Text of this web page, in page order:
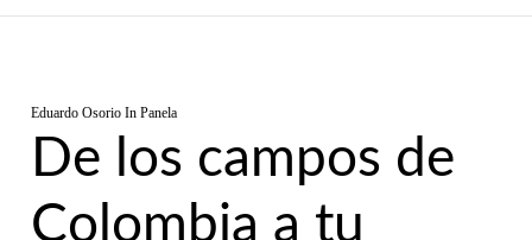
Eduardo Osorio In Panela
De los campos de
Colombia a tu